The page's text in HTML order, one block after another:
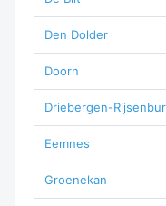
Den Dolder
Doorn
Driebergen-
Eemnes
Groenekan